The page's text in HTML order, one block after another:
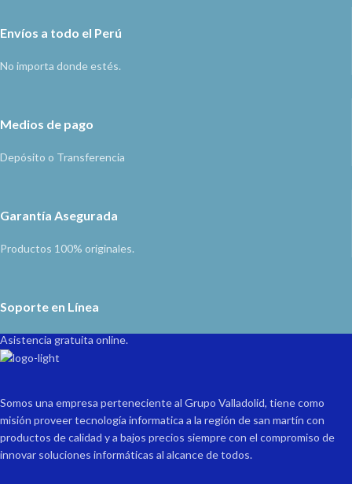
Envíos a todo el Perú
No importa donde estés.
Medios de pago
Depósito o Transferencia
Garantía Asegurada
Productos 100% originales.
Soporte en Línea
Asistencia gratuita online.
Somos una empresa perteneciente al Grupo Valladolid, tiene como
misión proveer tecnología informatica a la región de san martín con
productos de calidad y a bajos precios siempre con el compromiso de
innovar soluciones informáticas al alcance de todos.